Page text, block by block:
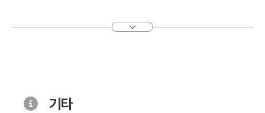
기타